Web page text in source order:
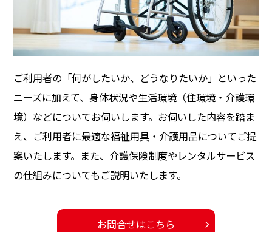
ご利用者の「何がしたいか、どうなりたいか」といった
ニーズに加えて、身体状況や生活環境（住環境・介護環
境）などについてお伺いします。お伺いした内容を踏ま
え、ご利用者に最適な福祉用具・介護用品についてご提
案いたします。また、介護保険制度やレンタルサービス
の仕組みについてもご説明いたします。
お問合せはこちら